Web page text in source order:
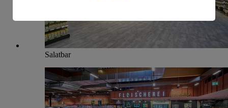
Salatbar
Informationen zum Herausgeber der Seite findest du
Impressum